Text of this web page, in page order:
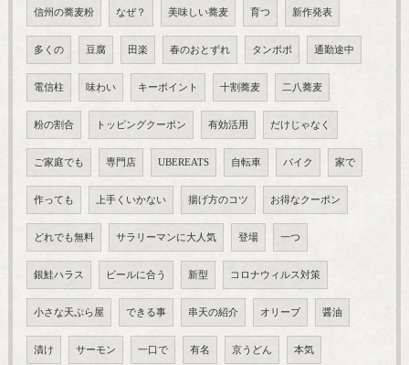
信州の蕎麦粉 なぜ？ 美味しい蕎麦 育つ 新作発表
多くの 豆腐 田楽 春のおとずれ タンポポ 通勤途中
電信柱 味わい キーポイント 十割蕎麦 二八蕎麦
粉の割合 トッピングクーポン 有効活用 だけじゃなく
ご家庭でも 専門店 UBEREATS 自転車 バイク 家で
作っても 上手くいかない 揚げ方のコツ お得なクーポン
どれでも無料 サラリーマンに大人気 登場 一つ
銀鮭ハラス ビールに合う 新型 コロナウィルス対策
小さな天ぷら屋 できる事 串天の紹介 オリーブ 醤油
漬け サーモン 一口で 有名 京うどん 本気